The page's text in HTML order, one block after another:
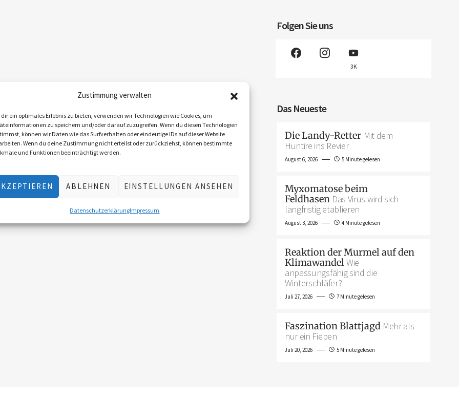
Zustimmung verwalten
ein optimales Erlebnis zu bieten, verwenden wir Technologien wie Cookies, um
zu speichern und/oder darauf zuzugreifen. Wenn du diesen Technologien
können wir Daten wie das Surfverhalten oder eindeutige IDs auf dieser Website
Wenn du deine Zustimmung nicht erteilst oder zurückziehst, können bestimmte
und Funktionen beeinträchtigt werden.
ABLEHNEN EINSTELLUNGEN ANSEHEN
DatenschutzerklärungImpressum
Folgen Sie uns
3K
Das Neueste
Die Landy-Retter Mit dem
Huntire ins Revier
August 6, 2026 5 Minute gelesen
Myxomatose beim
Feldhasen Das Virus wird sich
langfristig etablieren
August 3, 2026 4 Minute gelesen
Reaktion der Murmel auf den
KlimawandelWie
anpassungsfähig sind die
Winterschläfer?
Juli 27, 2026 7 Minute gelesen
Faszination Blattjagd Mehr als
nur ein Fiepen
Juli 20, 2026 5 Minute gelesen